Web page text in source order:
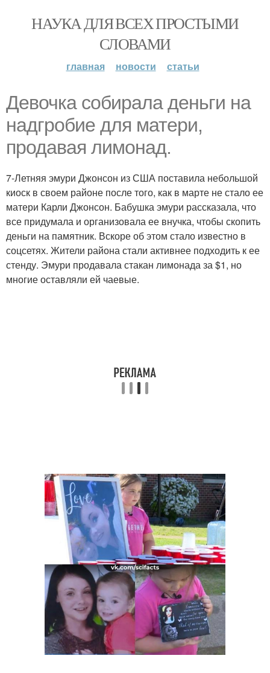
НАУКА ДЛЯ ВСЕХ ПРОСТЫМИ
СЛОВАМИ
главная новости статьи
Девочка собирала деньги на
надгробие для матери,
продавая лимонад.
7-Летняя эмури Джонсон из США поставила небольшой
киоск в своем районе после того, как в марте не стало ее
матери Карли Джонсон. Бабушка эмури рассказала, что
все придумала и организовала ее внучка, чтобы скопить
деньги на памятник. Вскоре об этом стало известно в
соцсетях. Жители района стали активнее подходить к ее
стенду. Эмури продавала стакан лимонада за $1, но
многие оставляли ей чаевые.